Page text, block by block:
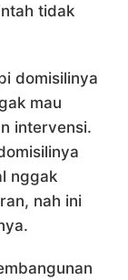
tidak
domisilinya
mau
intervensi.
nggak
nah ini